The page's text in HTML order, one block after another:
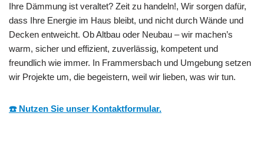
Ihre Dämmung ist veraltet? Zeit zu handeln!, Wir sorgen dafür,
dass Ihre Energie im Haus bleibt, und nicht durch Wände und
Decken entweicht. Ob Altbau oder Neubau – wir machen’s
warm, sicher und effizient, zuverlässig, kompetent und
freundlich wie immer. In Frammersbach und Umgebung setzen
wir Projekte um, die begeistern, weil wir lieben, was wir tun.
☎️ Nutzen Sie unser Kontaktformular.